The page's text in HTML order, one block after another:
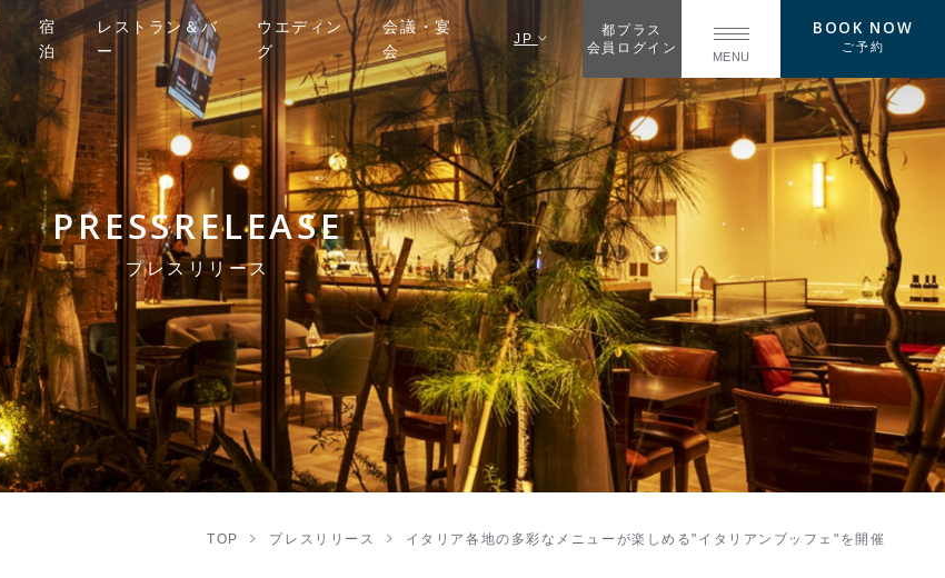
宿
泊
レストラン＆バ
ー
ウエディン
グ
会議・宴
会
JP
都プラス
会員ログイン
MENU
BOOK NOW
ご予約
PRESSRELEASE
プレスリリース
TOP プレスリリース イタリア各地の多彩なメニューが楽しめる"イタリアンブッフェ"を開催